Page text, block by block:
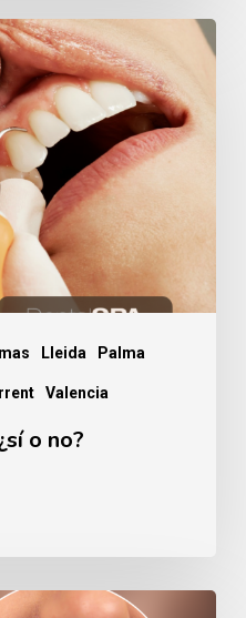
Lleida Palma
Valencia
o no?